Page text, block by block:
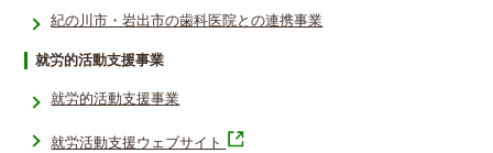
紀の川市・岩出市の歯科医院との連携事業
就労的活動支援事業
就労的活動支援事業
就労活動支援ウェブサイト